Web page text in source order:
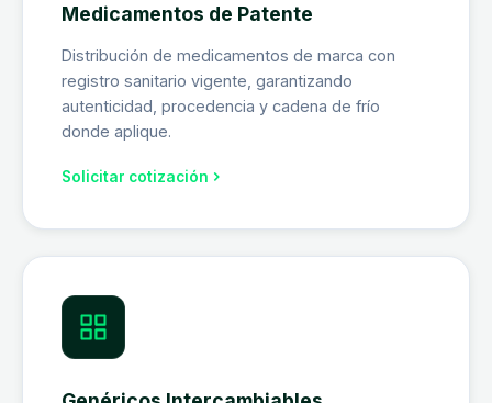
Medicamentos de Patente
Distribución de medicamentos de marca con
registro sanitario vigente, garantizando
autenticidad, procedencia y cadena de frío
donde aplique.
Solicitar cotización